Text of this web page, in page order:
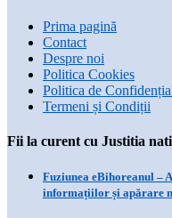
Prima pagină
Contact
Despre noi
Politica Cookies
Politica de
Termeni și Condiții
Fii la curent cu Justitia
Fuziunea eBihoreanul –
informațiilor și apărare